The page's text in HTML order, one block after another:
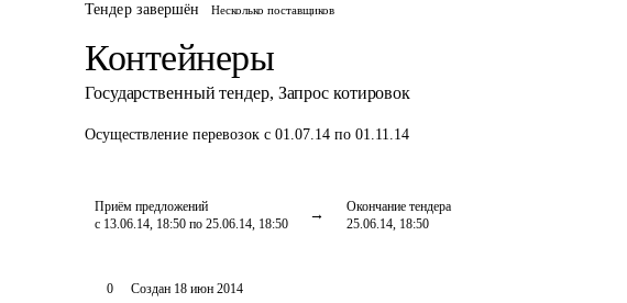
Тендер завершён Несколько поставщиков
Контейнеры
Государственный тендер, Запрос котировок
Осуществление перевозок с 01.07.14 по 01.11.14
Приём предложений
с 13.06.14, 18:50 по 25.06.14, 18:50
Окончание тендера
25.06.14, 18:50
0 Создан 18 июн 2014